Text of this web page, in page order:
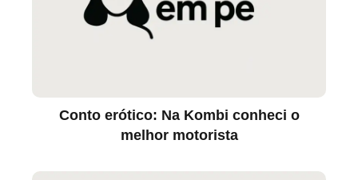
Conto erótico: Na Kombi conheci o
melhor motorista